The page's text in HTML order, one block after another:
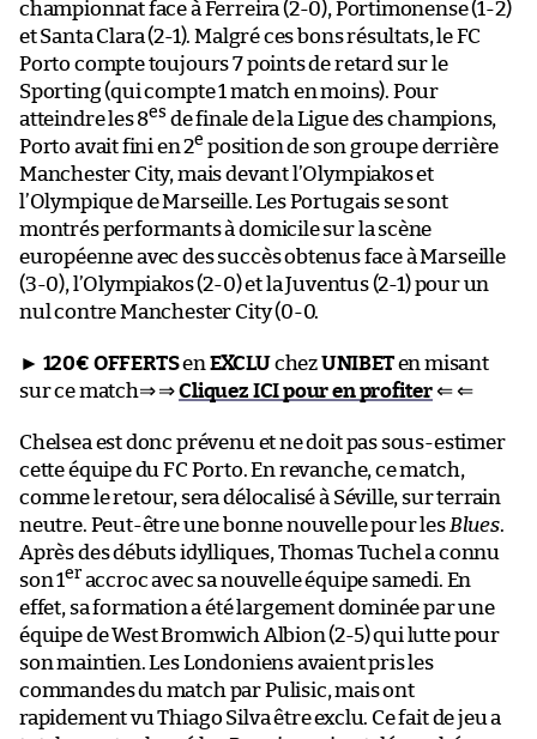
championnat face à Ferreira (2-0), Portimonense (1-2)
et Santa Clara (2-1). Malgré ces bons résultats, le FC
Porto compte toujours 7 points de retard sur le
Sporting (qui compte 1 match en moins). Pour
atteindre les 8es de finale de la Ligue des champions,
Porto avait fini en 2e position de son groupe derrière
Manchester City, mais devant l’Olympiakos et
l’Olympique de Marseille. Les Portugais se sont
montrés performants à domicile sur la scène
européenne avec des succès obtenus face à Marseille
(3-0), l’Olympiakos (2-0) et la Juventus (2-1) pour un
nul contre Manchester City (0-0.
► 120€ OFFERTSen EXCLUchezUNIBETen misant
sur ce match⇒ ⇒Cliquez ICI pour en profiter⇐ ⇐
Chelsea est donc prévenu et ne doit pas sous-estimer
cette équipe du FC Porto. En revanche, ce match,
comme le retour, sera délocalisé à Séville, sur terrain
neutre. Peut-être une bonne nouvelle pour les Blues.
Après des débuts idylliques, Thomas Tuchel a connu
son 1er accroc avec sa nouvelle équipe samedi. En
effet, sa formation a été largement dominée par une
équipe de West Bromwich Albion (2-5) qui lutte pour
son maintien. Les Londoniens avaient pris les
commandes du match par Pulisic, mais ont
rapidement vu Thiago Silva être exclu. Ce fait de jeu a